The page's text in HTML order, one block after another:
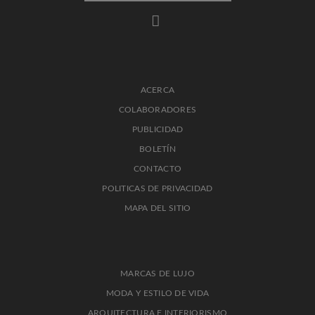
ACERCA
COLABORADORES
PUBLICIDAD
BOLETÍN
CONTACTO
POLITICAS DE PRIVACIDAD
MAPA DEL SITIO
MARCAS DE LUJO
MODA Y ESTILO DE VIDA
ARQUITECTURA E INTERIORISMO